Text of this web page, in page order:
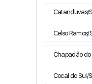
Catanduvas/
Celso Ramos/
Chapadão
Cocal do Sul/